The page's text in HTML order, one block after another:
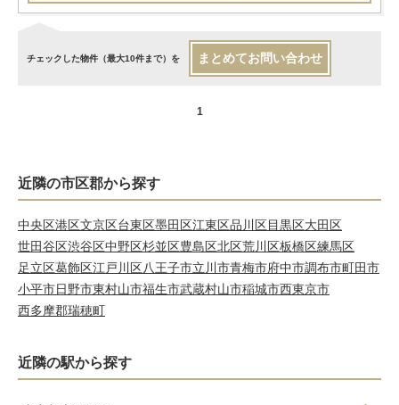
チェックした物件（最大10件まで）を まとめてお問い合わせ
1
近隣の市区郡から探す
中央区港区文京区台東区墨田区江東区品川区目黒区大田区
世田谷区渋谷区中野区杉並区豊島区北区荒川区板橋区練馬区
足立区葛飾区江戸川区八王子市立川市青梅市府中市調布市町田市
小平市日野市東村山市福生市武蔵村山市稲城市西東京市
西多摩郡瑞穂町
近隣の駅から探す